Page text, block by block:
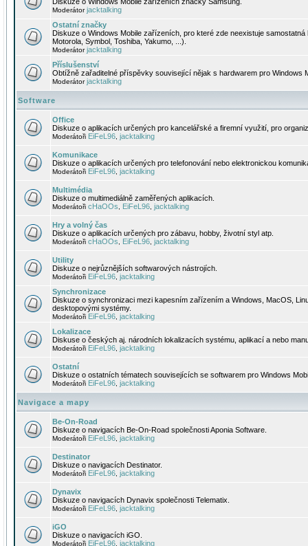
Moderátorjacktalking
Ostatní značky
Diskuze o Windows Mobile zařízeních, pro které zde neexistuje
Motorola, Symbol, Toshiba, Yakumo, ...).
Moderátorjacktalking
Příslušenství
Obtížně zařaditelné příspěvky související nějak s hardwarem pro Windows
Moderátorjacktalking
Software
Office
Diskuze o aplikacích určených pro kancelářské a firemní využití, pro
Moderátoři EiFeL96 jacktalking
Komunikace
Diskuze o aplikacích určených pro telefonování nebo elektronickou
Moderátoři EiFeL96 jacktalking
Multimédia
Diskuze o multimediálně zaměřených aplikacích.
Moderátoři cHaOOs EiFeL96 jacktalking
Hry a volný čas
Diskuze o aplikacích určených pro zábavu, hobby, životní styl atp.
Moderátoři cHaOOs EiFeL96 jacktalking
Utility
Diskuze o nejrůznějších softwarových nástrojích.
Moderátoři EiFeL96 jacktalking
Synchronizace
Diskuze o synchronizaci mezi kapesním zařízením a Windows, MacOS,
desktopovými systémy.
Moderátoři EiFeL96 jacktalking
Lokalizace
Diskuse o českých aj. národních lokalizacích systému, aplikací a nebo
Moderátoři EiFeL96 jacktalking
Ostatní
Diskuze o ostatních tématech souvisejících se softwarem pro Windows
Moderátoři EiFeL96 jacktalking
Navigace a mapy
Be-On-Road
Diskuze o navigacích Be-On-Road společnosti Aponia Software.
Moderátoři EiFeL96 jacktalking
Destinator
Diskuze o navigacích Destinator.
Moderátoři EiFeL96 jacktalking
Dynavix
Diskuze o navigacích Dynavix společnosti Telematix.
Moderátoři EiFeL96 jacktalking
iGO
Diskuze o navigacích iGO.
Moderátoři EiFeL96 jacktalking